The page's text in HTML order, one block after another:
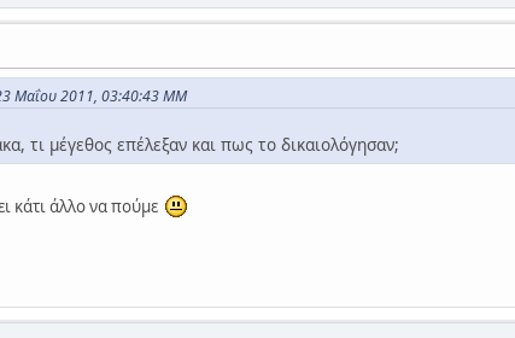
Μαΐου 2011, 03:40:43 ΜΜ
τι μέγεθος επέλεξαν και πως το δικαιολόγησαν;
κάτι άλλο να πούμε